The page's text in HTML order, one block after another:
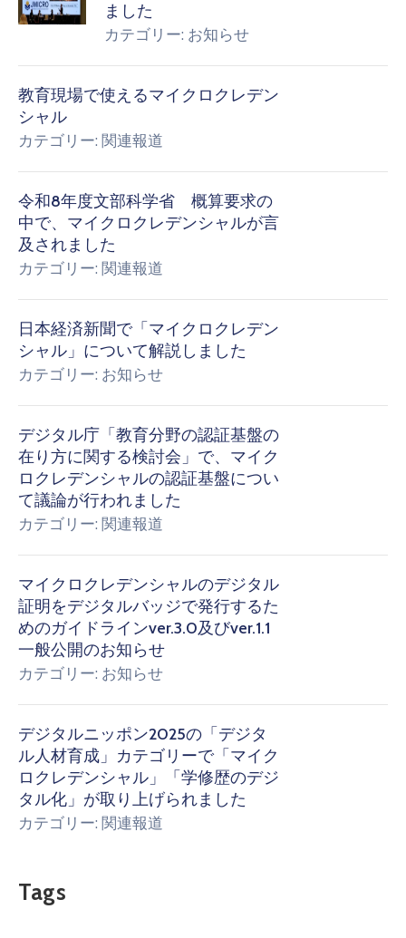
ました
カテゴリー: お知らせ
教育現場で使えるマイクロクレデン
シャル
カテゴリー: 関連報道
令和8年度文部科学省 概算要求の
中で、マイクロクレデンシャルが言
及されました
カテゴリー: 関連報道
日本経済新聞で「マイクロクレデン
シャル」について解説しました
カテゴリー: お知らせ
デジタル庁「教育分野の認証基盤の
在り方に関する検討会」で、マイク
ロクレデンシャルの認証基盤につい
て議論が行われました
カテゴリー: 関連報道
マイクロクレデンシャルのデジタル
証明をデジタルバッジで発行するた
めのガイドラインver.3.0及びver.1.1
一般公開のお知らせ
カテゴリー: お知らせ
デジタルニッポン2025の「デジタ
ル人材育成」カテゴリーで「マイク
ロクレデンシャル」「学修歴のデジ
タル化」が取り上げられました
カテゴリー: 関連報道
Tags